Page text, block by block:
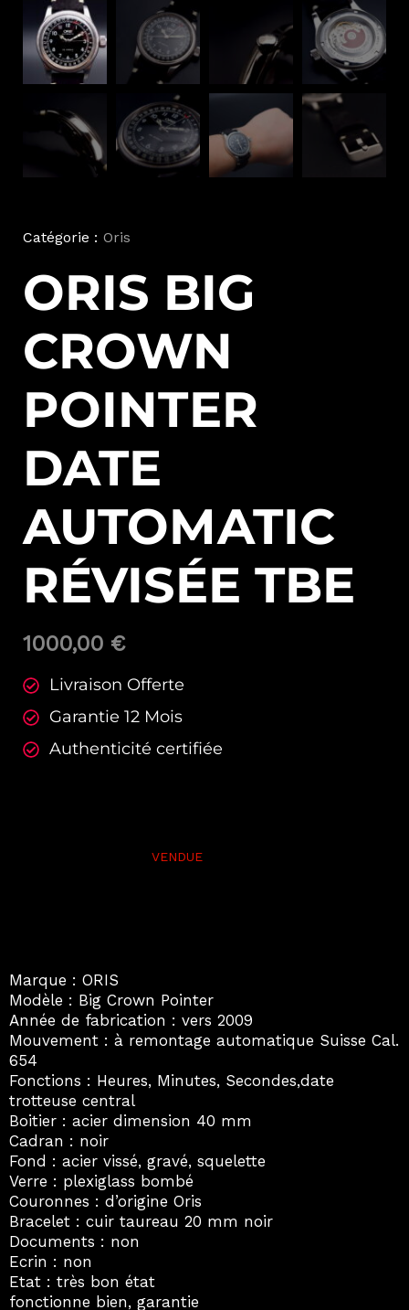
Catégorie : Oris
ORIS BIG
CROWN
POINTER
DATE
AUTOMATIC
RÉVISÉE TBE
1000,00 €
Livraison Offerte
Garantie 12 Mois
Authenticité certifiée
Marque : ORIS
Modèle : Big Crown Pointer
Année de fabrication : vers 2009
Mouvement : à remontage automatique Suisse Cal.
654
Fonctions : Heures, Minutes, Secondes,date
trotteuse central
Boitier : acier dimension 40 mm
Cadran : noir
Fond : acier vissé, gravé, squelette
Verre : plexiglass bombé
Couronnes : d’origine Oris
Bracelet : cuir taureau 20 mm noir
Documents : non
Ecrin : non
Etat : très bon état
fonctionne bien, garantie